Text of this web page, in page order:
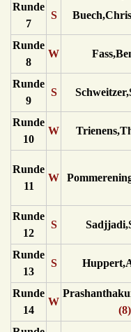
Runde
7
S
Runde
8
W
Runde
9
S
Runde
10
W
Runde
11
W
Runde
12
S
Runde
13
S
Runde
14
W
(8)